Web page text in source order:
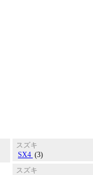
スズキ
SX4 (3)
スズキ